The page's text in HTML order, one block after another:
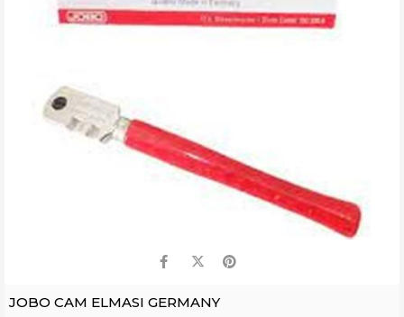
JOBO CAM ELMASI GERMANY